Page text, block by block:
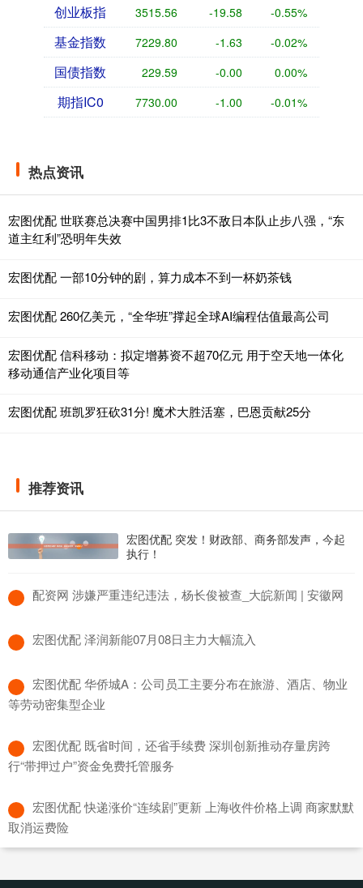
创业板指 3515.56 -19.58 -0.55%
基金指数 7229.80 -1.63 -0.02%
国债指数 229.59 -0.00 0.00%
期指IC0 7730.00 -1.00 -0.01%
热点资讯
宏图优配 世联赛总决赛中国男排1比3不敌日本队止步八强，“东
道主红利”恐明年失效
宏图优配 一部10分钟的剧，算力成本不到一杯奶茶钱
宏图优配 260亿美元，“全华班”撑起全球AI编程估值最高公司
宏图优配 信科移动：拟定增募资不超70亿元 用于空天地一体化
移动通信产业化项目等
宏图优配 班凯罗狂砍31分! 魔术大胜活塞，巴恩贡献25分
推荐资讯
宏图优配 突发！财政部、商务部发声，今起
执行！
​配资网 涉嫌严重违纪违法，杨长俊被查_大皖新闻 | 安徽网
​宏图优配 泽润新能07月08日主力大幅流入
​宏图优配 华侨城A：公司员工主要分布在旅游、酒店、物业
等劳动密集型企业
​宏图优配 既省时间，还省手续费 深圳创新推动存量房跨
行“带押过户”资金免费托管服务
​宏图优配 快递涨价“连续剧”更新 上海收件价格上调 商家默默
取消运费险